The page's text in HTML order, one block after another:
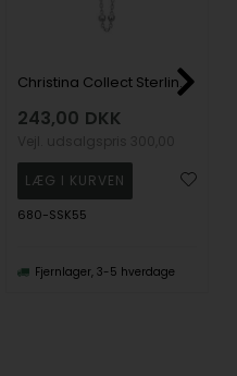
Christina Collect Sterling sølv halskæde, kuglekæde med blank overflade, 40 15 cm
243,00 DKK
680-SSK55
Fjernlager, 3-5 hverdage